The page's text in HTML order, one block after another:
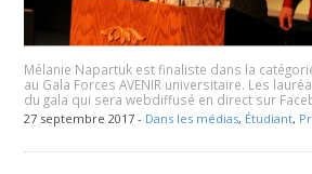
Mélanie Napartuk est finaliste dans la
au Gala Forces AVENIR universitaire. Les
du gala qui sera webdiffusé en direct sur
27 septembre 2017 - Dans les médias, Étudiant,